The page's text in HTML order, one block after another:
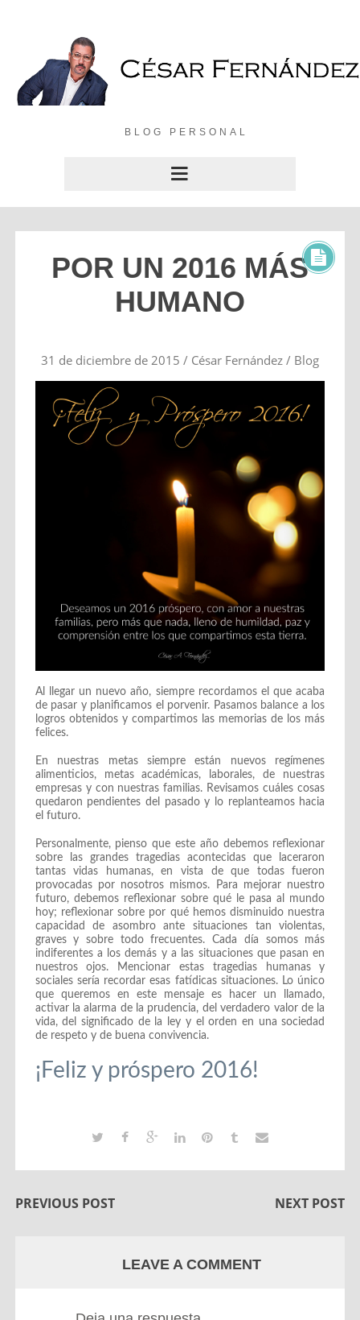
BLOG PERSONAL
POR UN 2016 MÁS
HUMANO
31 de diciembre de 2015 / César Fernández/ Blog
Al llegar un nuevo año, siempre recordamos el que acaba
de pasar y planificamos el porvenir. Pasamos balance a los
logros obtenidos y compartimos las memorias de los más
felices.
En nuestras metas siempre están nuevos regímenes
alimenticios, metas académicas, laborales, de nuestras
empresas y con nuestras familias. Revisamos cuáles cosas
quedaron pendientes del pasado y lo replanteamos hacia
el futuro.
Personalmente, pienso que este año debemos reflexionar
sobre las grandes tragedias acontecidas que laceraron
tantas vidas humanas, en vista de que todas fueron
provocadas por nosotros mismos. Para mejorar nuestro
futuro, debemos reflexionar sobre qué le pasa al mundo
hoy; reflexionar sobre por qué hemos disminuido nuestra
capacidad de asombro ante situaciones tan violentas,
graves y sobre todo frecuentes. Cada día somos más
indiferentes a los demás y a las situaciones que pasan en
nuestros ojos. Mencionar estas tragedias humanas y
sociales sería recordar esas fatídicas situaciones. Lo único
que queremos en este mensaje es hacer un llamado,
activar la alarma de la prudencia, del verdadero valor de la
vida, del significado de la ley y el orden en una sociedad
de respeto y de buena convivencia.
¡Feliz y próspero 2016!
PREVIOUS POST NEXT POST
LEAVE A COMMENT